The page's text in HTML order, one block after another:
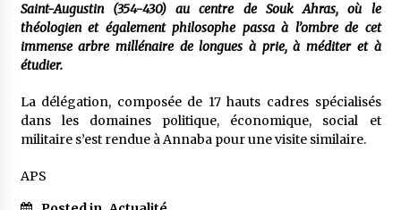
Saint-Augustin (354-430) au centre de Souk Ahras, où le
théologien et également philosophe passa à l’ombre de cet
immense arbre millénaire de longues à prie, à méditer et à
étudier.
La délégation, composée de 17 hauts cadres spécialisés
dans les domaines politique, économique, social et
militaire s’est rendue à Annaba pour une visite similaire.
APS